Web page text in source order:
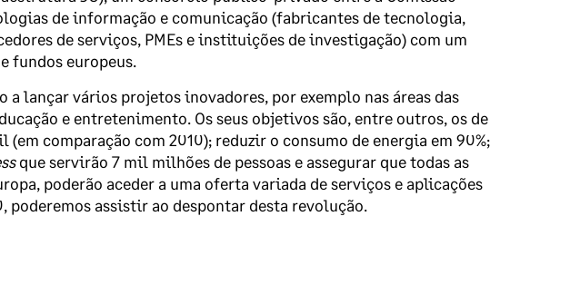
de informação e comunicação (fabricantes de tecnologia,
de serviços, PMEs e instituições de investigação) com um
fundos europeus.
a lançar vários projetos inovadores, por exemplo nas áreas das
e entretenimento. Os seus objetivos são, entre outros, os de
(em comparação com 2010); reduzir o consumo de energia em 90%;
que servirão 7 mil milhões de pessoas e assegurar que todas as
poderão aceder a uma oferta variada de serviços e aplicações
poderemos assistir ao despontar desta revolução.